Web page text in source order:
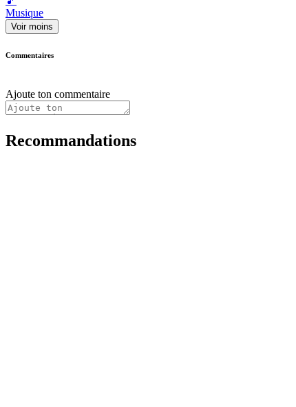
Musique
Voir moins
Commentaires
Ajoute ton commentaire
Recommandations